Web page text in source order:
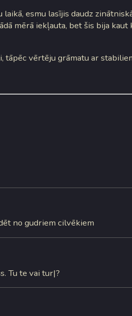
esmu lasījis daudz
mērā iekļauta, bet šis bija kaut
tāpēc vērtēju grāmatu ar
no gudriem cilvēkiem
Tu te vai tur|?